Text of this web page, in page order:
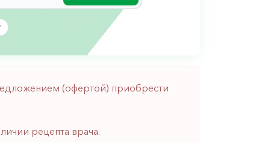
(офертой) приобрести
рецепта врача.